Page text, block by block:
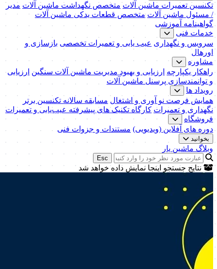
تکنسین تعمیرات ماشین آلات متخصص نگهداشت ماشین آلات مدیر
/ مسئول ماشین آلات متخصص قطعات یدکی ماشین آلات
گواهینامه آموزشی
خدمات فنی
سرویس و نگهداری عیب یابی و تعمیرات تخصصی بازسازی و
اورهال
مشاوره
راهکار یکپارچه ارزیابی و بهبود مدیریت ماشین آلات سنگین ارزیابی
و توانمندسازی پرسنل ماشین آلات
رویداد ها
همایش فرصت نو آوری و اشتغال مسابقه سالانه تکنسین برتر
نگهداری و تعمیرات کارگاه تکنیک‌ های پیشرفته عیب‌یابی و تعمیرات
فروشگاه
دوره های آفلاین (ویدیویی) مستندات و جزوات فنی
بخوانید
وبلاگ ماشین یار
Esc
نتایج جستجو اینجا نمایش داده خواهد شد